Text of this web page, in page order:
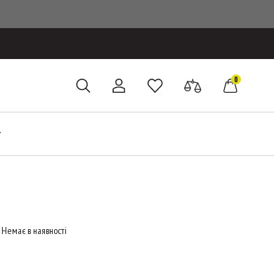
0
Немає в наявності